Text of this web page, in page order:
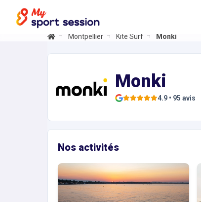
Montpellier Kite Surf Monki
Monki
4.9 • 95 avis
Nos activités